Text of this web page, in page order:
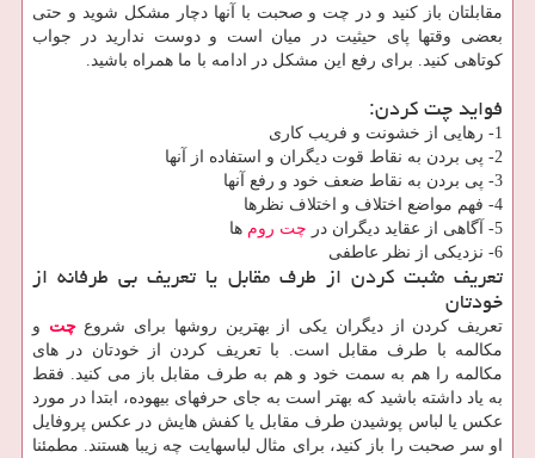
مقابلتان باز کنید و در چت و صحبت با آنها دچار مشکل شوید و حتی
بعضی وقتها پای حیثیت در میان است و دوست ندارید در جواب
کوتاهی کنید. برای رفع این مشکل در ادامه با ما همراه باشید.
فواید چت کردن:
1- رهایی از خشونت و فریب کاری
2- پی بردن به نقاط قوت دیگران و استفاده از آنها
3- پی بردن به نقاط ضعف خود و رفع آنها
4- فهم مواضع اختلاف و اختلاف نظرها
5- آگاهی از عقاید دیگران در
چت روم ها
6- نزدیکی از نظر عاطفی
تعریف مثبت کردن از طرف مقابل یا تعریف بی طرفانه از
خودتان
تعریف کردن از دیگران یکی از بهترین روشها برای شروعچت و
مکالمه با طرف مقابل است. با تعریف کردن از خودتان در های
مکالمه را هم به سمت خود و هم به طرف مقابل باز می کنید. فقط
به یاد داشته باشید که بهتر است به جای حرفهای بیهوده، ابتدا در مورد
عکس یا لباس پوشیدن طرف مقابل یا کفش هایش در عکس پروفایل
او سر صحبت را باز کنید، برای مثال لباسهایت چه زیبا هستند. مطمئنا